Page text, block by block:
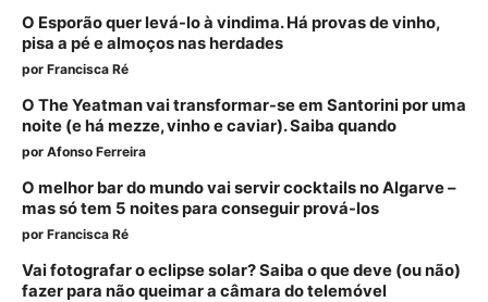
O Esporão quer levá-lo à vindima. Há provas de vinho,
pisa a pé e almoços nas herdades
por Francisca Ré
O The Yeatman vai transformar-se em Santorini por uma
noite (e há mezze, vinho e caviar). Saiba quando
por Afonso Ferreira
O melhor bar do mundo vai servir cocktails no Algarve –
mas só tem 5 noites para conseguir prová-los
por Francisca Ré
Vai fotografar o eclipse solar? Saiba o que deve (ou não)
fazer para não queimar a câmara do telemóvel